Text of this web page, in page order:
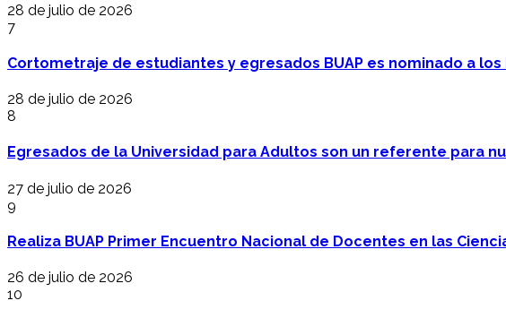
28 de julio de 2026
7
Cortometraje de estudiantes y egresados BUAP es nominado a los
28 de julio de 2026
8
Egresados de la Universidad para Adultos son un referente para
27 de julio de 2026
9
Realiza BUAP Primer Encuentro Nacional de Docentes en las
26 de julio de 2026
10